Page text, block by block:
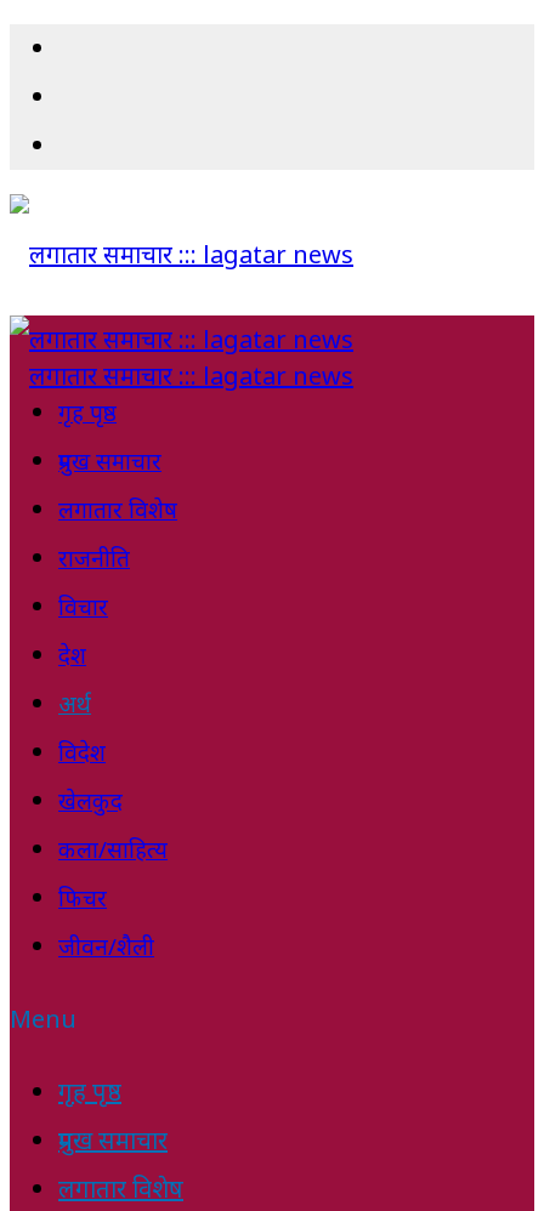
गृह पृष्ठ
प्रमुख समाचार
लगातार विशेष
राजनीति
विचार
देश
अर्थ
विदेश
खेलकुद
कला/साहित्य
फिचर
जीवन/शैली
Menu
गृह पृष्ठ
प्रमुख समाचार
लगातार विशेष